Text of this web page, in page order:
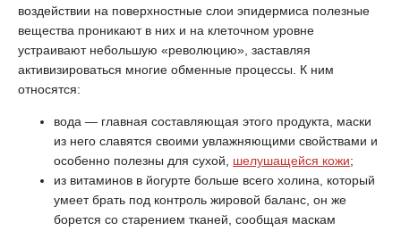
воздействии на поверхностные слои эпидермиса полезные
вещества проникают в них и на клеточном уровне
устраивают небольшую «революцию», заставляя
активизироваться многие обменные процессы. К ним
относятся:
вода — главная составляющая этого продукта, маски
из него славятся своими увлажняющими свойствами и
особенно полезны для сухой, шелушащейся кожи;
из витаминов в йогурте больше всего холина, который
умеет брать под контроль жировой баланс, он же
борется со старением тканей, сообщая маскам